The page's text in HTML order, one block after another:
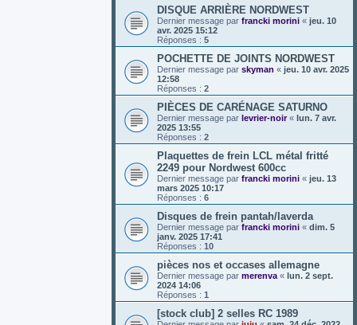
DISQUE ARRIÈRE NORDWEST
Dernier message par francki morini « jeu. 10
avr. 2025 15:12
Réponses : 5
POCHETTE DE JOINTS NORDWEST
Dernier message par skyman « jeu. 10 avr. 2025
12:58
Réponses : 2
PIÈCES DE CARÉNAGE SATURNO
Dernier message par levrier-noir« lun. 7 avr.
2025 13:55
Réponses : 2
Plaquettes de frein LCL métal fritté
2249 pour Nordwest 600cc
Dernier message par francki morini « jeu. 13
mars 2025 10:17
Réponses : 6
Disques de frein pantah/laverda
Dernier message par francki morini « dim. 5
janv. 2025 17:41
Réponses : 10
pièces nos et occases allemagne
Dernier message par merenva« lun. 2 sept.
2024 14:06
Réponses : 1
[stock club] 2 selles RC 1989